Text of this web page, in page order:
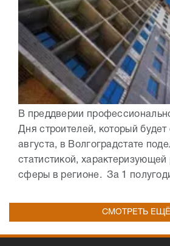
В преддверии
Дня строителей, который будет
августа, в Волгоградстате
статистикой, характеризующей
сферы в регионе. За 1
СМОТРЕТЬ ЕЩЁ